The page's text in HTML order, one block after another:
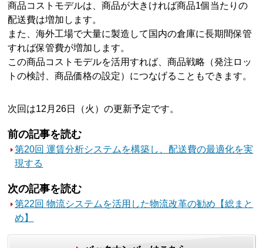
商品コストモデルは、商品が大きければ商品1個当たりの
配送費は増加します。
また、海外工場で大量に製造して国内の倉庫に長期間保管
すれば保管費が増加します。
この商品コストモデルを活用すれば、商品戦略（発注ロッ
トの検討、商品価格の設定）につなげることもできます。
次回は12月26日（火）の更新予定です。
前の記事を読む
第20回 運賃分析システムを構築し、配送費の最適化を実
現する
次の記事を読む
第22回 物流システムを活用した物流改革の勧め【総まと
め】